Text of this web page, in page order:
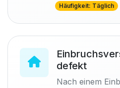
Häufigkeit: Täglich
defekt
Nach einem